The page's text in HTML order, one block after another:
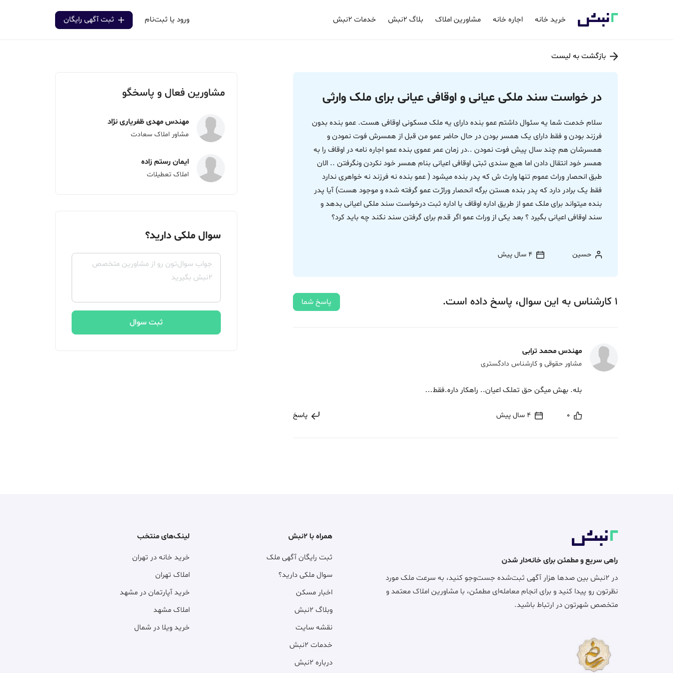
خرید خانه اجاره خانه مشاورین املاک بلاگ ۲نبش خدمات ۲نبش ورود یا ثبت‌نام ثبت آگهی رایگان
بازگشت به لیست
در خواست سند ملکی عیانی و اوقافی عیانی برای ملک وارثی
سلام خدمت شما یه سئوال داشتم عمو بنده دارای یه ملک مسکونی اوقافی هست. عمو بنده بدون
فرزند بودن و فقط دارای یک همسر بودن در حال حاضر عمو من قبل از همسرش فوت نمودن و
همسرشان هم چند سال پیش فوت نمودن ..در زمان عمر عموی بنده عمو اجاره نامه در اوقاف را به
همسر خود انتقال دادن اما هیچ سندی ثبتی اوقافی اعیانی بنام همسر خود نکردن ونگرفتن .. الان
طبق انحصار وراث عموم تنها وارث ش که پدر بنده میشود ( عمو بنده نه فرزند نه خواهری ندارد
فقط یک برادر دارد که پدر بنده هستن برگه انحصار وراڑت عمو گرفته شده و موجود هست) آیا پدر
بنده میتواند برای ملک عمو از طریق اداره اوقاف یا اداره ثبت درخواست سند ملکی اعیانی بدهد و
سند اوقافی اعیانی بگیرد ؟ بعد یکی از وراث عمو اگر قدم برای گرفتن سند نکند چه باید کرد؟
حسین 4 سال پیش
1 کارشناس به این سوال، پاسخ داده‌ است. پاسخ شما
مهندس محمد ترابی
مشاور حقوقی و کارشناس دادگستری
بله. بهش میگن حق تملک اعیان.. راهکار داره.فقط...
0 4 سال پیش پاسخ
مشاورین فعال و پاسخگو
مهندس مهدی ظفریاری نژاد
مشاور املاک سعادت
ایمان رستم زاده
املاک تعطیلات
سوال ملکی دارید؟
ثبت سوال
راهی سریع و مطمئن برای خانه‌دار شدن
در ۲نبش بین صدها هزار آگهی ثبت‌شده جست‌وجو کنید، به سرعت ملک مورد
نظرتون رو پیدا کنید و برای انجام معامله‌ای مطمئن، با مشاورین املاک معتمد و
متخصص شهرتون در ارتباط باشید.
همراه با ۲نبش
ثبت رایگان آگهی ملک
سوال ملکی دارید؟
اخبار مسکن
وبلاگ ۲نبش
نقشه سایت
خدمات ۲نبش
درباره ۲نبش
لینک‌های منتخب
خرید خانه در تهران
املاک تهران
خرید آپارتمان در مشهد
املاک مشهد
خرید ویلا در شمال